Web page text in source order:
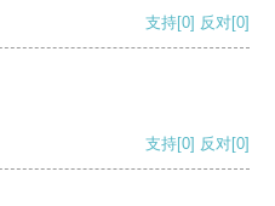
支持[0] 反对[0]
支持[0] 反对[0]